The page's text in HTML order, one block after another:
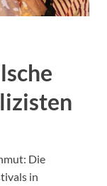
Die
in